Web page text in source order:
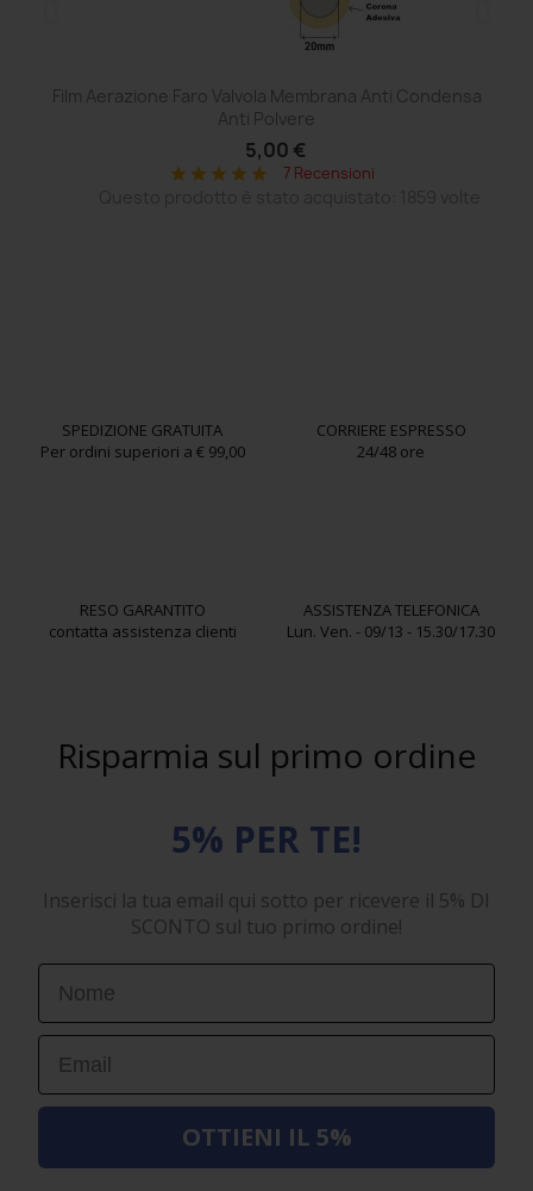
Film Aerazione Faro Valvola Membrana Anti Condensa
Anti Polvere
5,00 €
star star star star star 7 Recensioni
SPEDIZIONE GRATUITA
Per ordini superiori a € 99,00
CORRIERE ESPRESSO
24/48 ore
RESO GARANTITO
contatta assistenza clienti
ASSISTENZA TELEFONICA
Lun. Ven. - 09/13 - 15.30/17.30
Risparmia sul primo ordine
5% PER TE!
Inserisci la tua email qui sotto per ricevere il 5% DI
SCONTO sul tuo primo ordine!
First Name
Email
OTTIENI IL 5%